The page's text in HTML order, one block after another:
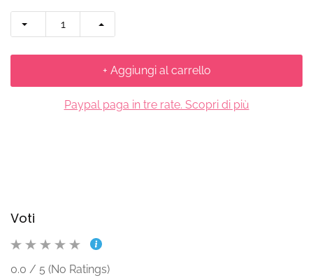
+ Aggiungi al carrello
Paypal paga in tre rate. Scopri di più
Voti
0.0 / 5 (No Ratings)